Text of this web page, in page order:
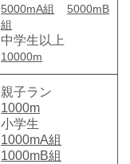
5000mA組
5000mB
組
中学生以上
10000m
親子ラン
1000m
小学生
1000mA組
1000mB組